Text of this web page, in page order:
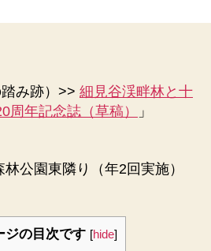
人
1
み跡）>> 細見谷渓畔林と十
周年記念誌（草稿） 」
公園東隣り（年2回実施）
ジの目次です [hide]